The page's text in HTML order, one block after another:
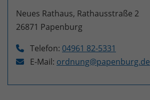
Neues Rathaus, Rathausstraße 2
26871 Papenburg
Telefon: 04961 82-5331
E-Mail: ordnung@papenburg.de